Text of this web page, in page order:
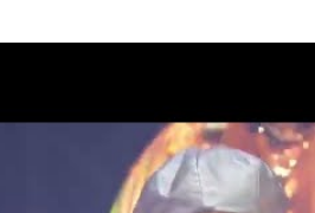
yo！！(KIMI/U-YEAH)